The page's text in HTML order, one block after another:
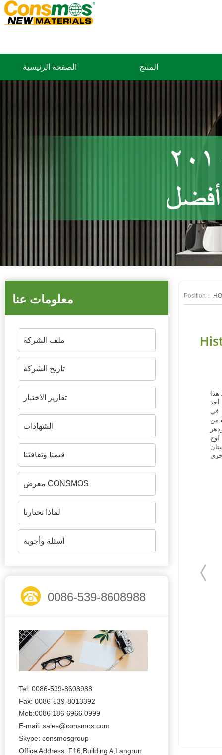
الصفحة الرئيسية المنتج
معلومات عنا
ملف الشركة
تاريخ الشركة
تقارير الاختبار
الشهادات
قيمنا وثقافتنا
معرض CONSMOS
لماذا تختارنا
أسئلة وأجوبة
0086-539-8608988
Tel: 0086-539-8608988
Fax: 0086-539-8013392
Mob:0086 186 6966 0999
E-mail: sales@consmos.com
Skype: consmosgroup
Office Address: F16,Building A,Langrun
Position：